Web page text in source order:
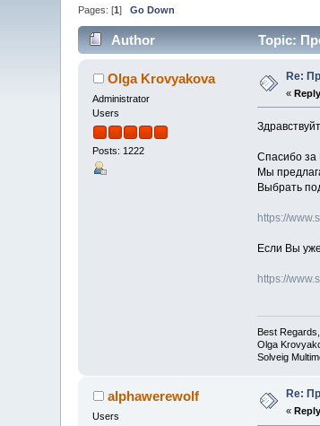
Pages: [1]Go Down
Author Topic:
Olga Krovyakova
Administrator
Users
Posts: 1222
Re:
«
Спасибо за
Мы
Выбрать
https://
Если Вы
https://
Best Regards,
Olga
Solveig
alphawerewolf
Users
Re:
«